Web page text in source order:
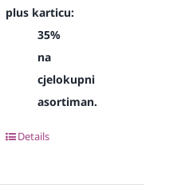
plus karticu:
35%
na
cjelokupni
asortiman.
Details